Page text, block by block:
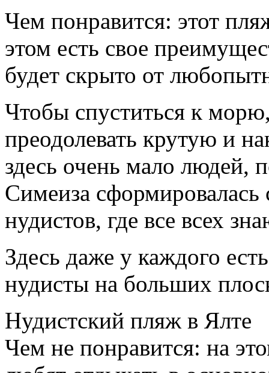
Чем понравится: этот
этом есть свое
будет скрыто от
Чтобы спуститься к
преодолевать крутую и
здесь очень мало людей,
Симеиза сформировалась
нудистов, где все всех
Здесь даже у каждого
нудисты на больших
Нудистский пляж в Ялте
Чем не понравится: на